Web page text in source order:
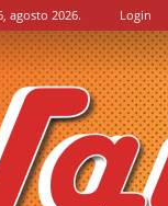
agosto 2026. Login